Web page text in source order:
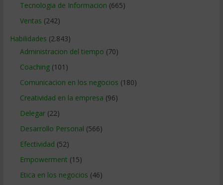
Tecnologia de Informacion (665)
Ventas (242)
Habilidades (2.843)
Administracion del tiempo (70)
Coaching(101)
Comunicacion en los negocios (180)
Creatividad en la empresa (96)
Delegar(22)
Desarrollo Personal (566)
Efectividad (52)
Empowerment (15)
Etica en los negocios (46)